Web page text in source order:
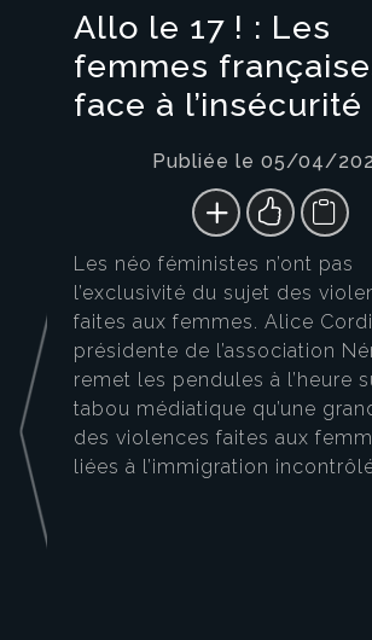
Video
Allo le 17 ! : Les
femmes
face à l’insécurité
Publiée le 05/04/
Les néo féministes n’ont pas
l’exclusivité du sujet des
faites aux femmes. Alice
présidente de l’association
remet les pendules à l’heure
tabou médiatique qu’une
des violences faites aux
liées à l’immigration